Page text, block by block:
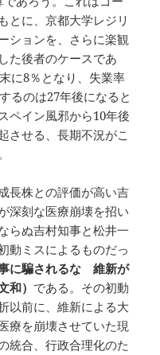
とに、京都大学レジリ
ションを、さらに楽観
た後者のケースであ
に8％となり、失業率
るのは27年後になると
ペイン風邪から10年後
させる、長期不況がこ
長株との評価が高い吉
深刻な医療崩壊を招い
らぬ吉村知事と松井一
動ミスによるものだっ
事に騙されるな 維新が
和） である。その初動
以前に、維新による大
療を崩壊させていた現
統合、行政合理化のた